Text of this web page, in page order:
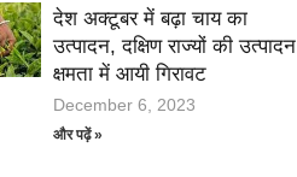
देश अक्टूबर में बढ़ा चाय का
उत्पादन, दक्षिण राज्यों की उत्पादन
क्षमता में आयी गिरावट
December 6, 2023
और पढ़ें »